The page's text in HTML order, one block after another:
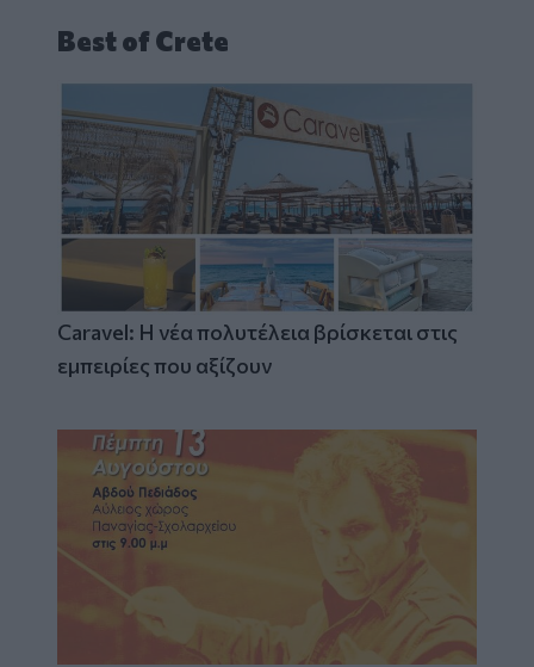
Best of Crete
Caravel: Η νέα πολυτέλεια βρίσκεται στις
εμπειρίες που αξίζουν